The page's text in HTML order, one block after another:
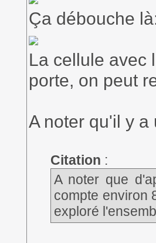
Ça débouche
La cellule avec
porte, on peut
A noter qu'il y
Citation :
A noter que
compte environ
exploré